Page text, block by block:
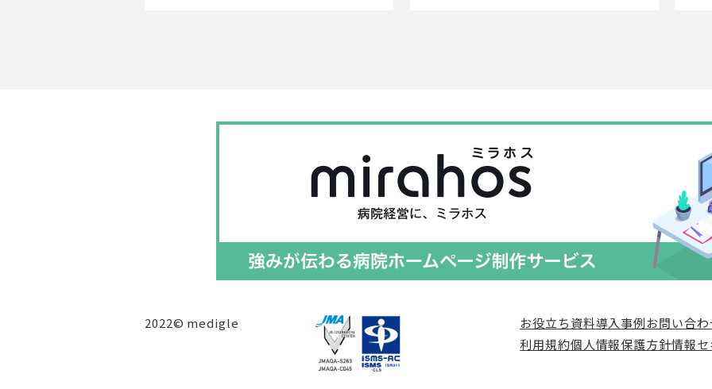
2022© medigle お役立ち資料導入事例お問い合
利用規約個人情報保護方針情報